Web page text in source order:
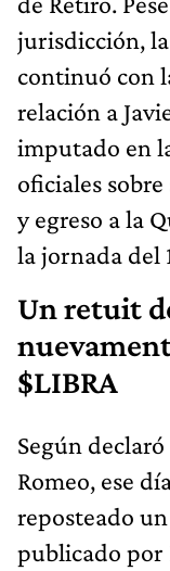
jurisdicción,
continuó con
relación a
imputado en
oficiales
y egreso a la
la jornada del
Un retuit
$LIBRA
Según
Romeo, ese
reposteado
publicado por